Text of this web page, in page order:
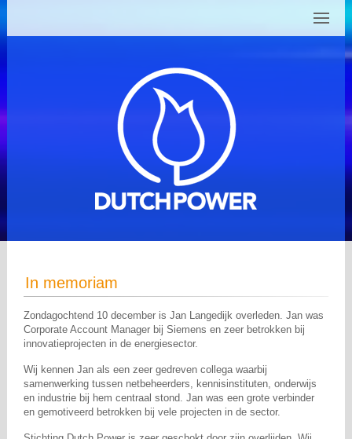
In memoriam
Zondagochtend 10 december is Jan Langedijk overleden. Jan was
Corporate Account Manager bij Siemens en zeer betrokken bij
innovatieprojecten in de energiesector.
Wij kennen Jan als een zeer gedreven collega waarbij
samenwerking tussen netbeheerders, kennisinstituten, onderwijs
en industrie bij hem centraal stond. Jan was een grote verbinder
en gemotiveerd betrokken bij vele projecten in de sector.